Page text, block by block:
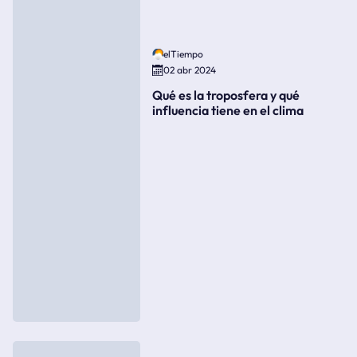
elTiempo
02 abr 2024
Qué es la troposfera y qué
influencia tiene en el clima